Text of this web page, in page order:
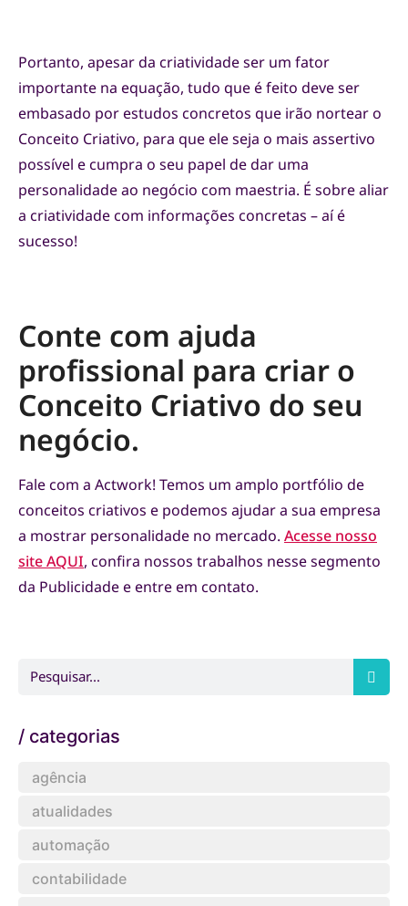
Portanto, apesar da criatividade ser um fator
importante na equação, tudo que é feito deve ser
embasado por estudos concretos que irão nortear o
Conceito Criativo, para que ele seja o mais assertivo
possível e cumpra o seu papel de dar uma
personalidade ao negócio com maestria. É sobre aliar
a criatividade com informações concretas – aí é
sucesso!
Conte com ajuda
profissional para criar o
Conceito Criativo do seu
negócio.
Fale com a Actwork! Temos um amplo portfólio de
conceitos criativos e podemos ajudar a sua empresa
a mostrar personalidade no mercado. Acesse nosso
siteAQUI, confira nossos trabalhos nesse segmento
da Publicidade e entre em contato.
/ categorias
agência
atualidades
automação
contabilidade